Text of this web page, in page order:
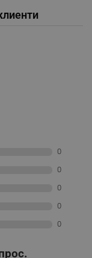
0
0
0
0
0
.alleop.bg